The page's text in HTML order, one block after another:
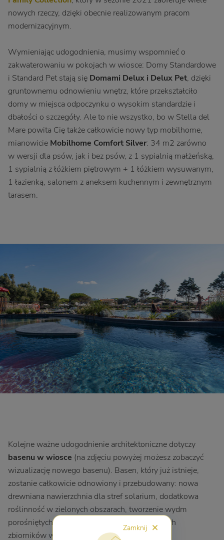
nowych rzeczy, dzięki obecnie realizowanym pracom
modernizacyjnym.
Wymieniając udogodnienia, musimy wspomnieć o
zakwaterowaniu w pokojach w wiosce: Domy Standardowe
i Standard Pet stają się Domami Delux i Delux Pet, dzięki
gruntownemu odnowieniu wnętrz, które przekształciło
domy w miejsca odpoczynku o wysokim standardzie i
dbałości o szczegóły. Ale to nie wszystko, bo w Stella del
Mare powita Cię także całkowicie nowy typ mobilhome,
mianowicie Mobilhome Comfort Silver: 34 m2 zarówno
w wersji dla psów, jak i bez psów, z 1 sypialnią małżeńską,
1 sypialnią z łóżkiem piętrowym + 1 łóżkiem wysuwanym,
1 łazienką, salonem z aneksem kuchennym i zewnętrznym
tarasem.
Kolejne ważne udogodnienie architektoniczne dotyczy
basenu w wiosce (na zdjęciu powyżej możesz zobaczyć
wizualizację nowego basenu). Basen, który już istnieje,
zostanie całkowicie odnowiony i przebudowany: nowa
drewniana nawierzchnia dla stref solarium, dodatkowa
roślinność w zielonych obszarach, tworzenie wydm
porośniętych trawą i przekształcenie istniejących
zbiorników w laguny o różnych głębokościach,
Zamknij